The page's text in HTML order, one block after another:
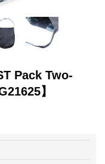
Pack Two-
】